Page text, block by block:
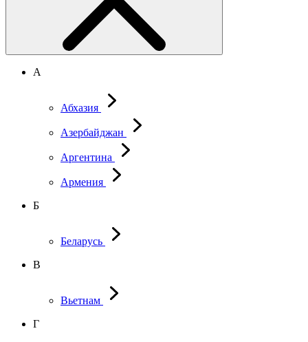
А
Абхазия
Азербайджан
Аргентина
Армения
Б
Беларусь
В
Вьетнам
Г